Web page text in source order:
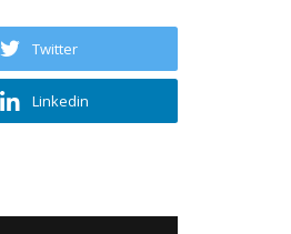
Twitter
Linkedin